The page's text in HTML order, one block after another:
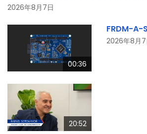
2026年8月7日
00:36
FRDM-A-
2026年8月7
20:52